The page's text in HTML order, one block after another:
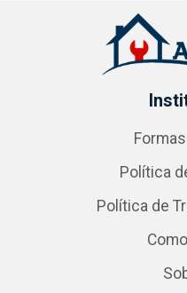
Política
Política de